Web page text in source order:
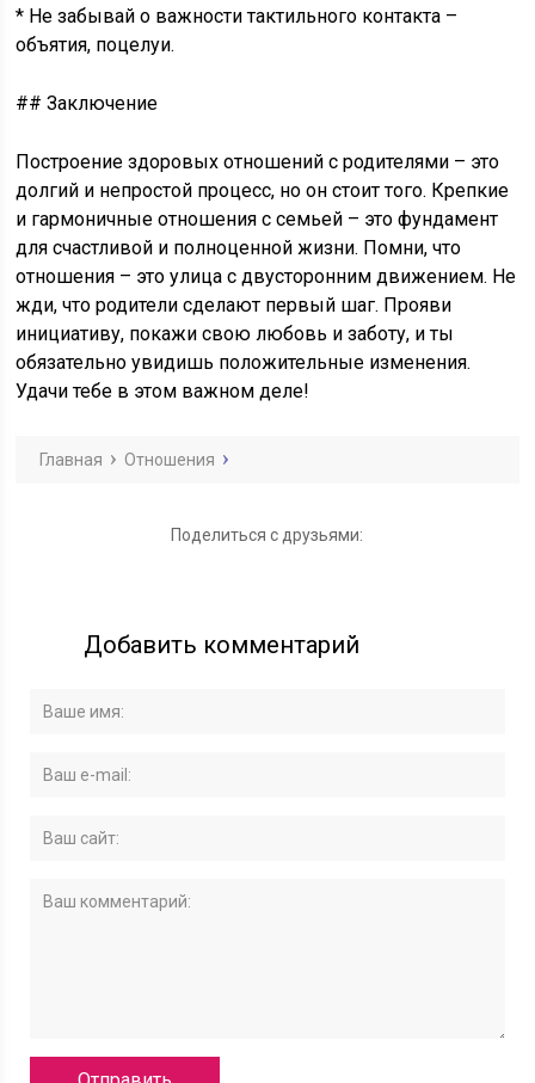
* Не забывай о важности тактильного контакта –
объятия, поцелуи.
## Заключение
Построение здоровых отношений с родителями – это
долгий и непростой процесс, но он стоит того. Крепкие
и гармоничные отношения с семьей – это фундамент
для счастливой и полноценной жизни. Помни, что
отношения – это улица с двусторонним движением. Не
жди, что родители сделают первый шаг. Прояви
инициативу, покажи свою любовь и заботу, и ты
обязательно увидишь положительные изменения.
Удачи тебе в этом важном деле!
Главная Отношения
Поделиться с друзьями:
Добавить комментарий